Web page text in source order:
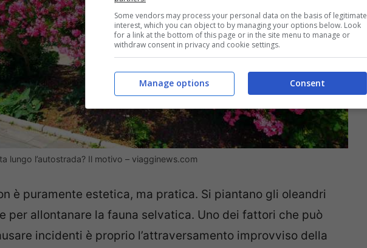
lungo l’autostrada? Il motivo – viagginews.com
è puramente estetica, ma pratica. Si piantano gli oleandri
per allontanare la fauna selvatica. Uno dei fattori che può
incidenti è proprio l’attraversamento improvviso della
Some vendors may process your personal data on the basis of legitimate
interest, which you can object to by managing your options below. Look
for a link at the bottom of this page or in the site menu to manage or
withdraw consent in privacy and cookie settings.
Consent
Manage options